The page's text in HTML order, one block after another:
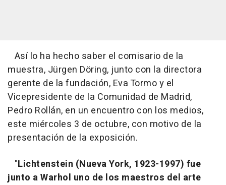
Así lo ha hecho saber el comisario de la
muestra, Jürgen Döring, junto con la directora
gerente de la fundación, Eva Tormo y el
Vicepresidente de la Comunidad de Madrid,
Pedro Rollán, en un encuentro con los medios,
este miércoles 3 de octubre, con motivo de la
presentación de la exposición.
"Lichtenstein (Nueva York, 1923-1997) fue
junto a Warhol uno de los maestros del arte